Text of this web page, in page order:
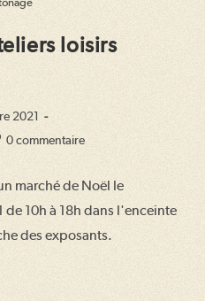
loisirs
2021
:
0 commentaire
marché de Noël le
10h à 18h dans l'enceinte
des exposants.